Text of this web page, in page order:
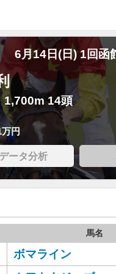
6月14日(日) 1回函
1,700m 14頭
円
データ分析
馬名
ボマライン